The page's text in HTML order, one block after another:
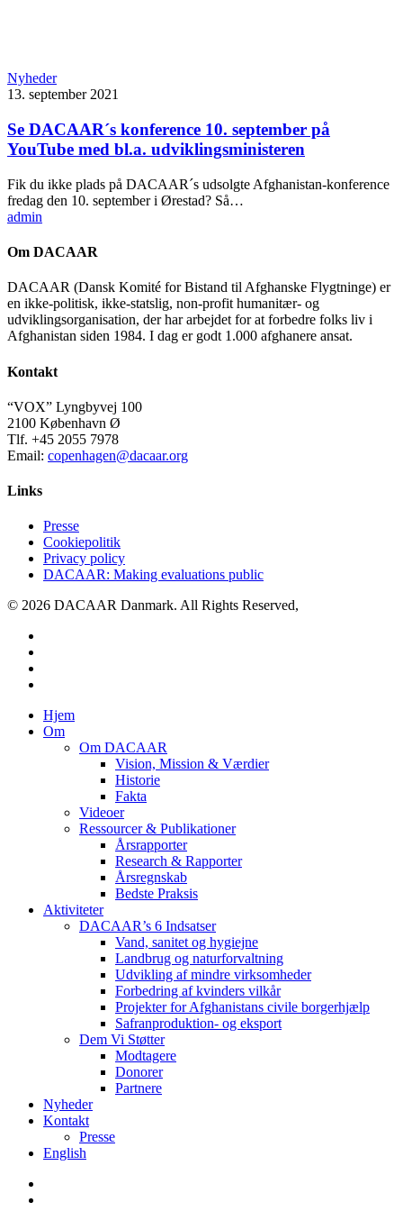
Nyheder
13. september 2021
Se DACAAR´s konference 10. september på
YouTube med bl.a. udviklingsministeren
Fik du ikke plads på DACAAR´s udsolgte Afghanistan-konference
fredag den 10. september i Ørestad? Så…
admin
Om DACAAR
DACAAR (Dansk Komité for Bistand til Afghanske Flygtninge) er
en ikke-politisk, ikke-statslig, non-profit humanitær- og
udviklingsorganisation, der har arbejdet for at forbedre folks liv i
Afghanistan siden 1984. I dag er godt 1.000 afghanere ansat.
Kontakt
“VOX” Lyngbyvej 100
2100 København Ø
Tlf. +45 2055 7978
Email: copenhagen@dacaar.org
Links
Presse
Cookiepolitik
Privacy policy
DACAAR: Making evaluations public
© 2026 DACAAR Danmark. All Rights Reserved,
Close
Menu
Hjem
Om
Om DACAAR
Vision, Mission & Værdier
Historie
Fakta
Videoer
Ressourcer & Publikationer
Årsrapporter
Research & Rapporter
Årsregnskab
Bedste Praksis
Aktiviteter
DACAAR’s 6 Indsatser
Vand, sanitet og hygiejne
Landbrug og naturforvaltning
Udvikling af mindre virksomheder
Forbedring af kvinders vilkår
Projekter for Afghanistans civile borgerhjælp
Safranproduktion- og eksport
Dem Vi Støtter
Modtagere
Donorer
Partnere
Nyheder
Kontakt
Presse
English